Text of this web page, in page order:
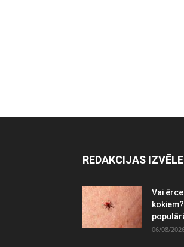
REDAKCIJAS IZVĒLE
Vai
06/08/